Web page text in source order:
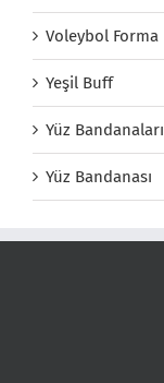
Voleybol Forma
Yeşil Buff
Yüz Bandanaları
Yüz Bandanası